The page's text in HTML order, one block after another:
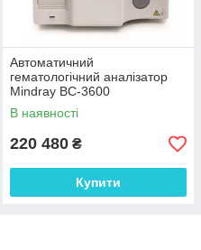
Автоматичний
гематологічний аналізатор
Mindray ВС-3600
В наявності
220 480 ₴
Купити